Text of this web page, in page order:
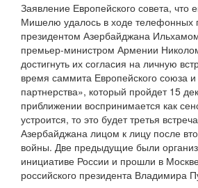
Заявление Европейского совета, что
Мишелю удалось в ходе телефонных
президентом Азербайджана
премьер-министром Армении
достигнуть их согласия на личную
время саммита Европейского союза и
партнерства», который пройдет 15
приближении воспринимается как
устроится, то это будет третья
Азербайджана лицом к лицу после
войны. Две предыдущие были
инициативе России и прошли в
российского президента Владимира